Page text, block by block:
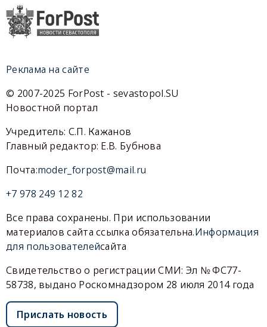
Реклама на сайте
© 2007-2025 ForPost - sevastopol.SU
Новостной портал
Учредитель: С.П. Кажанов
Главный редактор: Е.В. Бубнова
Почта:moder_forpost@mail.ru
+7 978 249 12 82
Все права сохранены. При использовании
материалов сайта ссылка обязательна.Информация
для пользователейсайта
Свидетельство о регистрации СМИ: Эл № ФС77-
58738, выдано Роскомнадзором 28 июля 2014 года
Прислать новость